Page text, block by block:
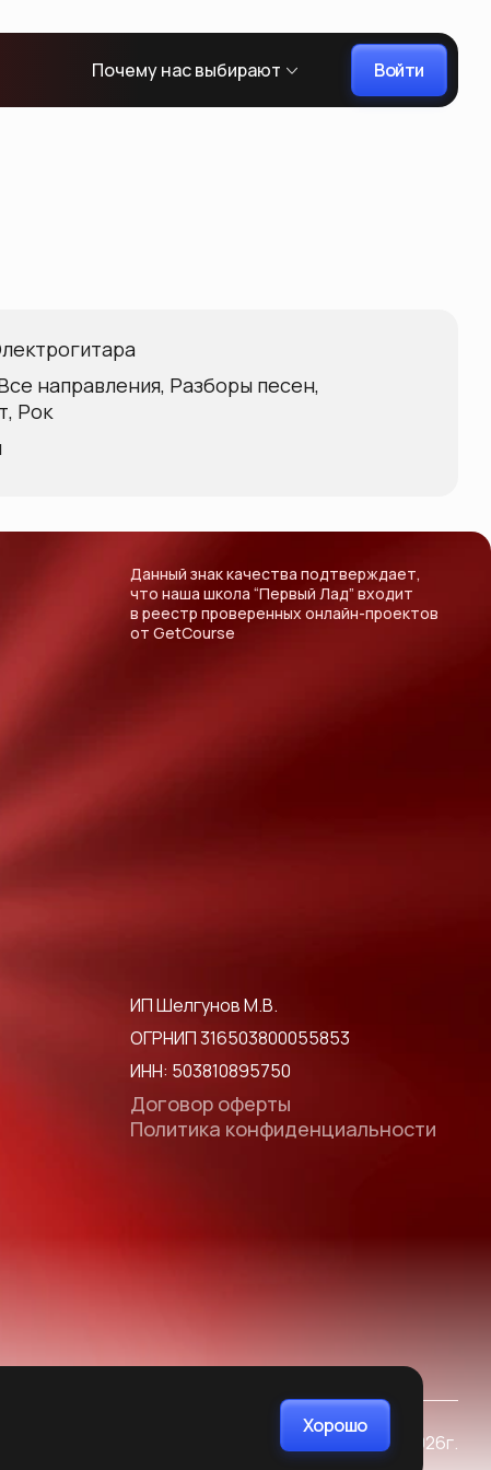
Почему нас выбирают Войти
направления, Разборы песен,
Рок
Данный знак качества подтверждает,
что наша школа “Первый Лад” входит
в реестр проверенных онлайн-проектов
от GetCourse
ИП Шелгунов М.В.
ОГРНИП 316503800055853
ИНН: 503810895750
Договор оферты
Политика конфиденциальности
© Все права защищены 2014-2026г.
Хорошо